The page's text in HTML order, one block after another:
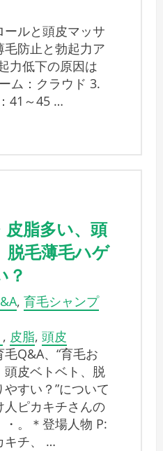
ルと頭皮マッサ
防止と勃起力ア
力低下の原因は
：クラウド 3.
41～45 …
脂多い、頭
脱毛薄毛ハゲ
？
, 育毛シャンプ
, 皮脂, 頭皮
Q&A、“育毛お
皮ベトベト、脱
すい？”について
人ピカキチさんの
。＊登場人物 P:
キチ、 …